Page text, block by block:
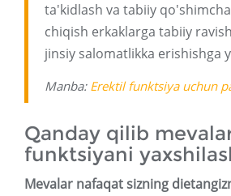
ta'kidlash va tabiiy
chiqish erkaklarga tabiiy
jinsiy salomatlikka erishishga
Manba: Erektil funktsiya uchun
Qanday qilib
funktsiyani
Mevalar nafaqat sizning